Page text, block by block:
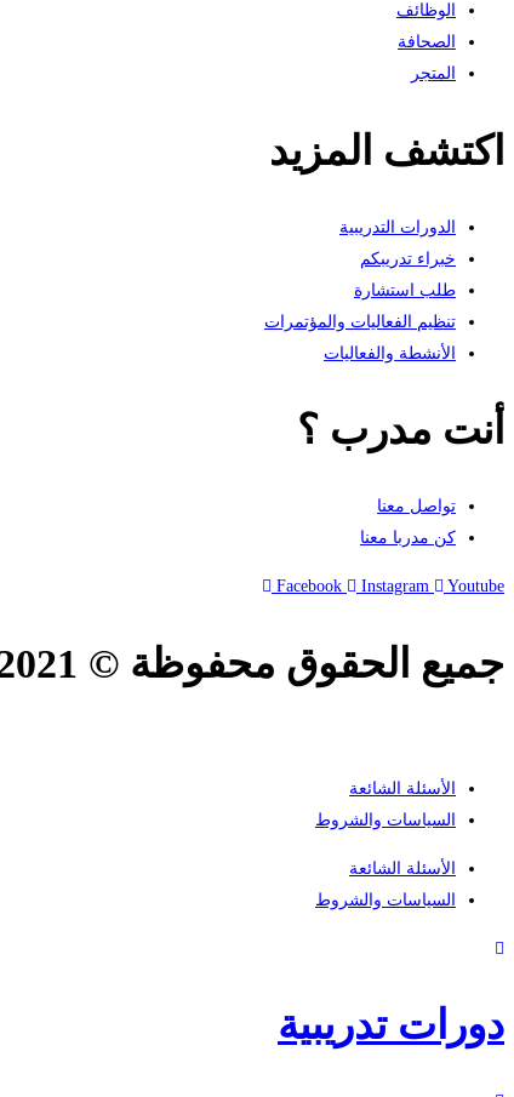
الوظائف
الصحافة
المتجر
اكتشف المزيد
الدورات التدريبية
خبراء تدريبكم
طلب استشارة
تنظيم الفعاليات والمؤتمرات
الأنشطة والفعاليات
أنت مدرب ؟
تواصل معنا
كن مدربا معنا
Facebook Instagram Youtube
جميع الحقوق محفوظة © 2021-2026.
الأسئلة الشائعة
السياسات والشروط
الأسئلة الشائعة
السياسات والشروط
دورات تدريبية